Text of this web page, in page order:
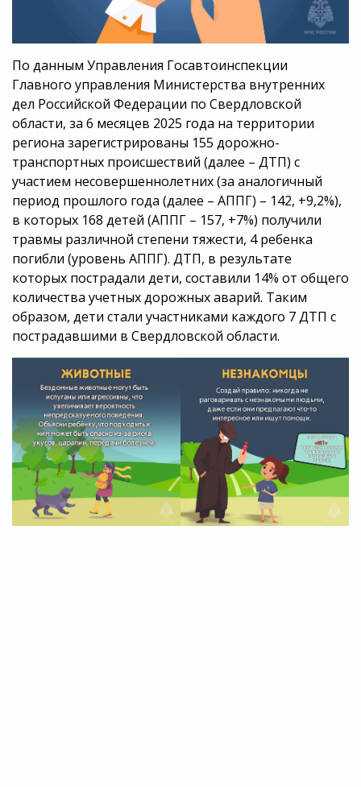
По данным Управления Госавтоинспекции
Главного управления Министерства внутренних
дел Российской Федерации по Свердловской
области, за 6 месяцев 2025 года на территории
региона зарегистрированы 155 дорожно-
транспортных происшествий (далее – ДТП) с
участием несовершеннолетних (за аналогичный
период прошлого года (далее – АППГ) – 142, +9,2%),
в которых 168 детей (АППГ – 157, +7%) получили
травмы различной степени тяжести, 4 ребенка
погибли (уровень АППГ). ДТП, в результате
которых пострадали дети, составили 14% от общего
количества учетных дорожных аварий. Таким
образом, дети стали участниками каждого 7 ДТП с
пострадавшими в Свердловской области.